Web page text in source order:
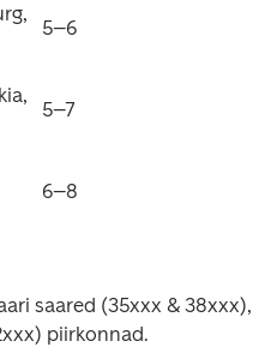
5–6
5–7
6–8
saared (35xxx & 38xxx),
piirkonnad.